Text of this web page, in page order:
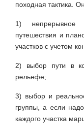
походная тактика.
1) непрерывное
путешествия и
участков с учетом
2) выбор пути в
рельефе;
3) выбор и
группы, а если
каждого участка